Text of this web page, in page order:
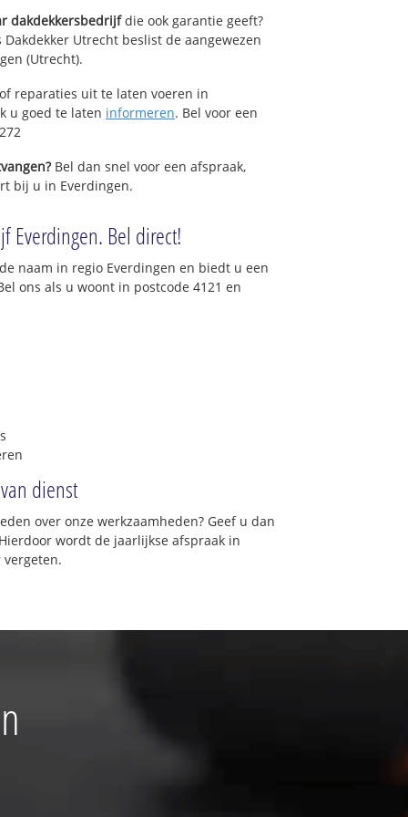
dakdekkersbedrijfdie ook garantie geeft?
Utrecht beslist de aangewezen
(Utrecht).
reparaties uit te laten voeren in
u goed te laten informeren. Bel voor een
Bel dan snel voor een afspraak,
bij u in Everdingen.
Everdingen. Bel direct!
naam in regio Everdingen en biedt u een
ons als u woont in postcode 4121 en
dienst
over onze werkzaamheden? Geef u dan
wordt de jaarlijkse afspraak in
vergeten.